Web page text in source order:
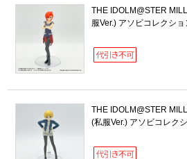
THE IDOLM@STER
服Ver.) アソビコレクシ
THE IDOLM@STER
(私服Ver.) アソビコレク